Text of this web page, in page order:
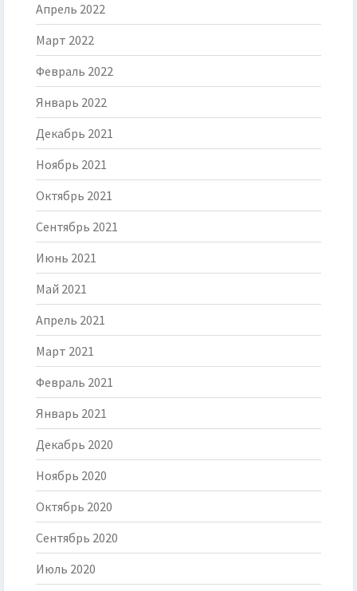
Апрель 2022
Март 2022
Февраль 2022
Январь 2022
Декабрь 2021
Ноябрь 2021
Октябрь 2021
Сентябрь 2021
Июнь 2021
Май 2021
Апрель 2021
Март 2021
Февраль 2021
Январь 2021
Декабрь 2020
Ноябрь 2020
Октябрь 2020
Сентябрь 2020
Июль 2020